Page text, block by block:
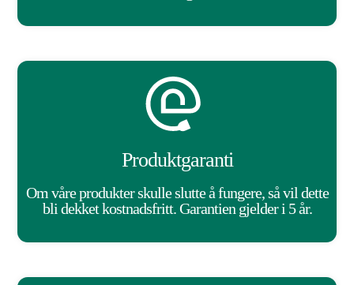
Produktgaranti
Om våre produkter skulle slutte å fungere, så vil dette
bli dekket kostnadsfritt. Garantien gjelder i 5 år.